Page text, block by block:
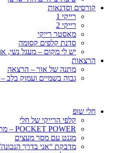
קורסים וסדנאות
רייקי 1
רייקי 2
מאסטר רייקי
סדנת קלפים קסומה
יש לי מקום – מעגל נשי,
הרצאות
מתנה של אור – הרצאה
גבוה בשמיים ועמוק בלב
חלי שופ
קלפי הרייקי של חלי
POCKET POWER – מתנה קטנה גדולה
מגנט עם מסר מעצים
מדבקת “אני בדרך